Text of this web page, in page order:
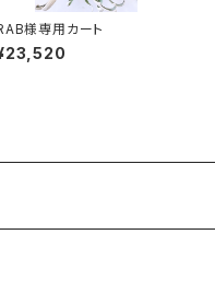
様専用カート